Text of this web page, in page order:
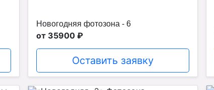
Новогодняя фотозона - 6
от 35900 ₽
Оставить заявку